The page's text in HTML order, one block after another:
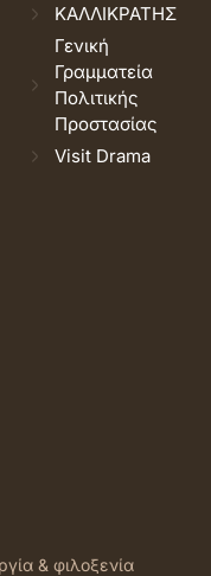
ΚΑΛΛΙΚΡΑΤΗΣ
Γενική
Γραμματεία
Πολιτικής
Προστασίας
Visit Drama
& φιλοξενία